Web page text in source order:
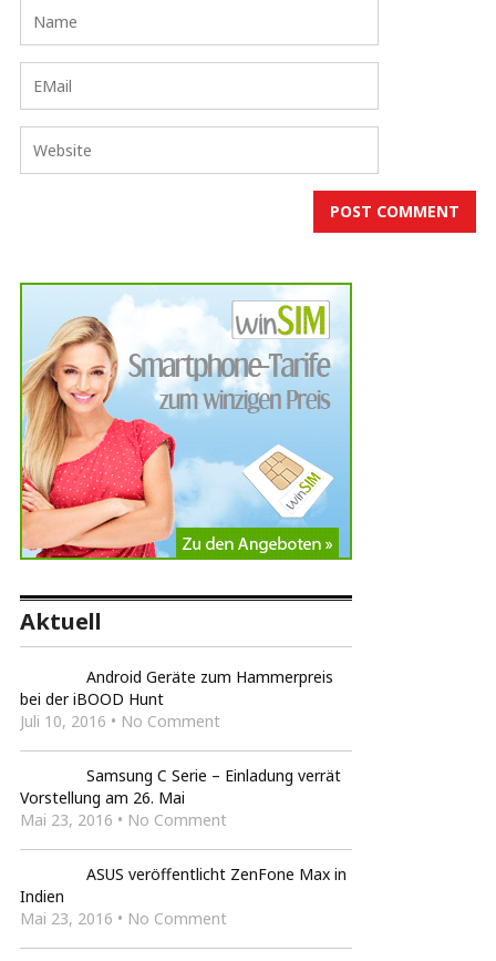
Aktuell
Android Geräte zum Hammerpreis
bei der iBOOD Hunt
Juli 10, 2016 • No Comment
Samsung C Serie – Einladung verrät
Vorstellung am 26. Mai
Mai 23, 2016 • No Comment
ASUS veröffentlicht ZenFone Max in
Indien
Mai 23, 2016 • No Comment